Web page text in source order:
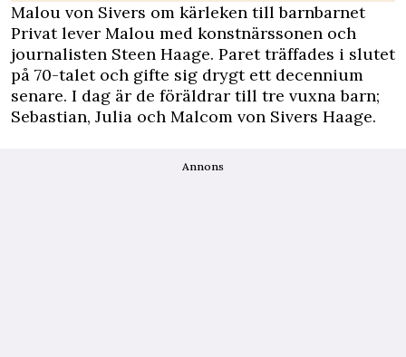
Malou von Sivers om kärleken till barnbarnet
Privat lever Malou med konstnärssonen och
journalisten Steen Haage. Paret träffades i slutet
på 70-talet och gifte sig drygt ett decennium
senare. I dag är de föräldrar till tre vuxna barn;
Sebastian, Julia och Malcom von Sivers Haage.
Annons